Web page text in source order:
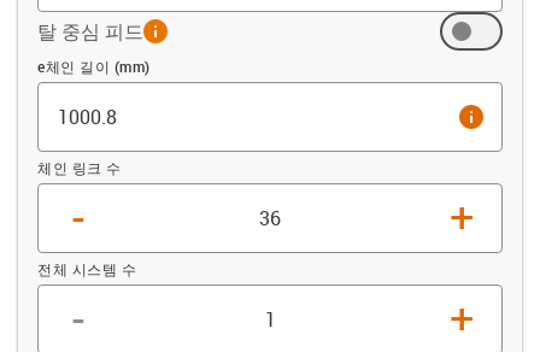
탈 중심 피드info
오프셋 (mm)
e체인 길이 (mm)
info
체인 링크 수
- +
전체 시스템 수
- +